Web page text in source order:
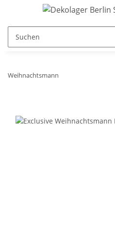
Weihnachtsmann